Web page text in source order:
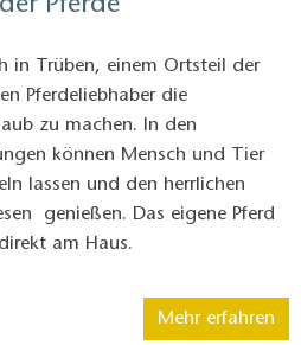
Pferde
in Trüben, einem Ortsteil der
Pferdeliebhaber die
zu machen. In den
können Mensch und Tier
lassen und den herrlichen
genießen. Das eigene Pferd
am Haus.
Mehr erfahren